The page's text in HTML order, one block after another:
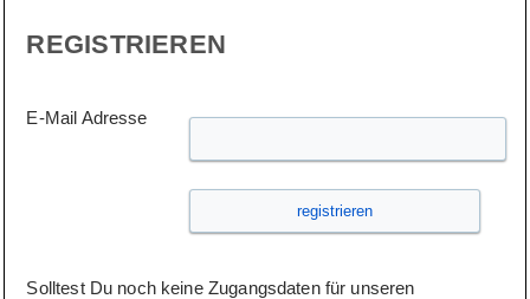
REGISTRIEREN
E-Mail Adresse
Solltest Du noch keine Zugangsdaten für unseren